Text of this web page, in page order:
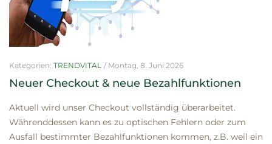
Kategorien: TRENDVITAL / Montag, 8. Juni 2026
Neuer Checkout & neue Bezahlfunktionen
Aktuell wird unser Checkout vollständig überarbeitet.
Währenddessen kann es zu optischen Fehlern oder zum
Ausfall bestimmter Bezahlfunktionen kommen, z.B. weil ein